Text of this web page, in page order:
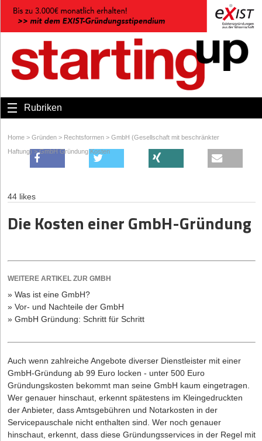
Rubriken
Home > Gründen > Rechtsformen > GmbH (Gesellschaft mit beschränkter
Haftung)>GmbH Gründung Kosten
44 likes
Die Kosten einer GmbH-Gründung
WEITERE ARTIKEL ZUR GMBH
» Was ist eine GmbH?
» Vor- und Nachteile der GmbH
» GmbH Gründung: Schritt für Schritt
Auch wenn zahlreiche Angebote diverser Dienstleister mit einer
GmbH-Gründung ab 99 Euro locken - unter 500 Euro
Gründungskosten bekommt man seine GmbH kaum eingetragen.
Wer genauer hinschaut, erkennt spätestens im Kleingedruckten
der Anbieter, dass Amtsgebühren und Notarkosten in der
Servicepauschale nicht enthalten sind. Wer noch genauer
hinschaut, erkennt, dass diese Gründungsservices in der Regel mit